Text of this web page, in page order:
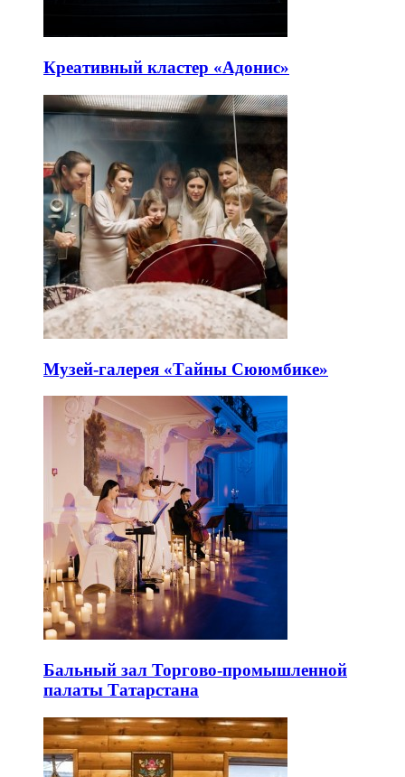
Креативный кластер «Адонис»
Музей-галерея «Тайны Сююмбике»
Бальный зал Торгово-промышленной
палаты Татарстана